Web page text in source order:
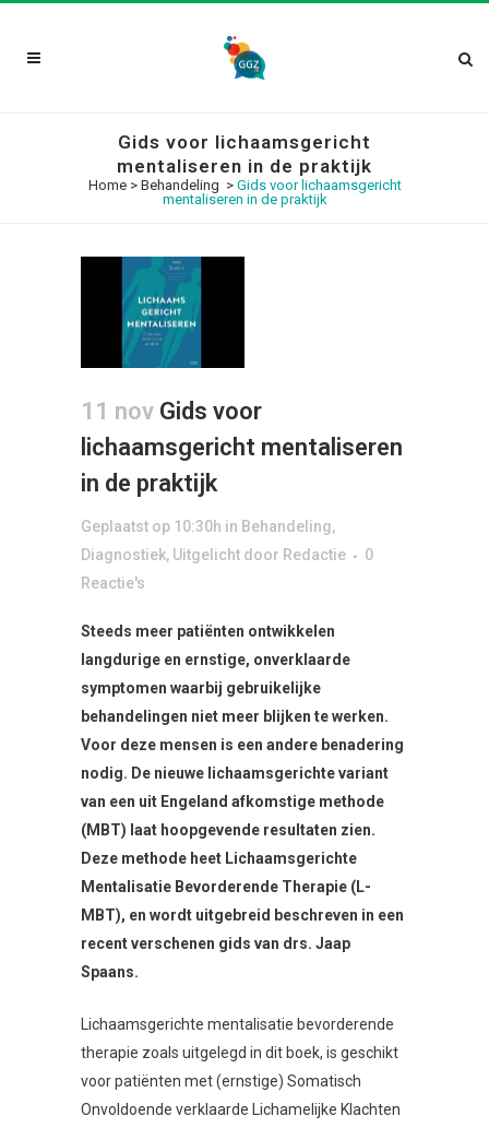
Gids voor lichaamsgericht
mentaliseren in de praktijk
Home> Behandeling > Gids voor lichaamsgericht
mentaliseren in de praktijk
11 nov Gids voor
lichaamsgericht mentaliseren
in de praktijk
Geplaatst op 10:30h in Behandeling,
Diagnostiek, Uitgelicht door Redactie
0
Reactie's
Steeds meer patiënten ontwikkelen
langdurige en ernstige, onverklaarde
symptomen waarbij gebruikelijke
behandelingen niet meer blijken te werken.
Voor deze mensen is een andere benadering
nodig. De nieuwe lichaamsgerichte variant
van een uit Engeland afkomstige methode
(MBT) laat hoopgevende resultaten zien.
Deze methode heet Lichaamsgerichte
Mentalisatie Bevorderende Therapie (L-
MBT), en wordt uitgebreid beschreven in een
recent verschenen gids van drs. Jaap
Spaans.
Lichaamsgerichte mentalisatie bevorderende
therapie zoals uitgelegd in dit boek, is geschikt
voor patiënten met (ernstige) Somatisch
Onvoldoende verklaarde Lichamelijke Klachten